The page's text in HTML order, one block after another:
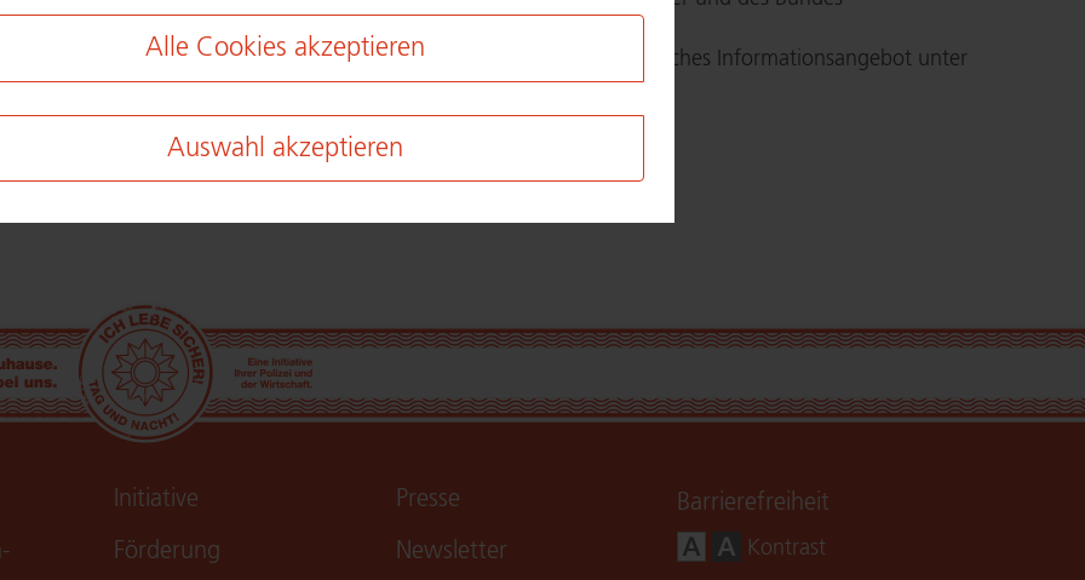
Alle Cookies akzeptieren
Auswahl akzeptieren
Bitte verweisen Sie auf unser umfangreiches In­for­ma­ti­ons­an­ge­bot unter
http://​www.​k-​einbruch.​de
Initiative
Förderung
Presse
Newsletter
Bar­rie­re­frei­heit
Kontrast